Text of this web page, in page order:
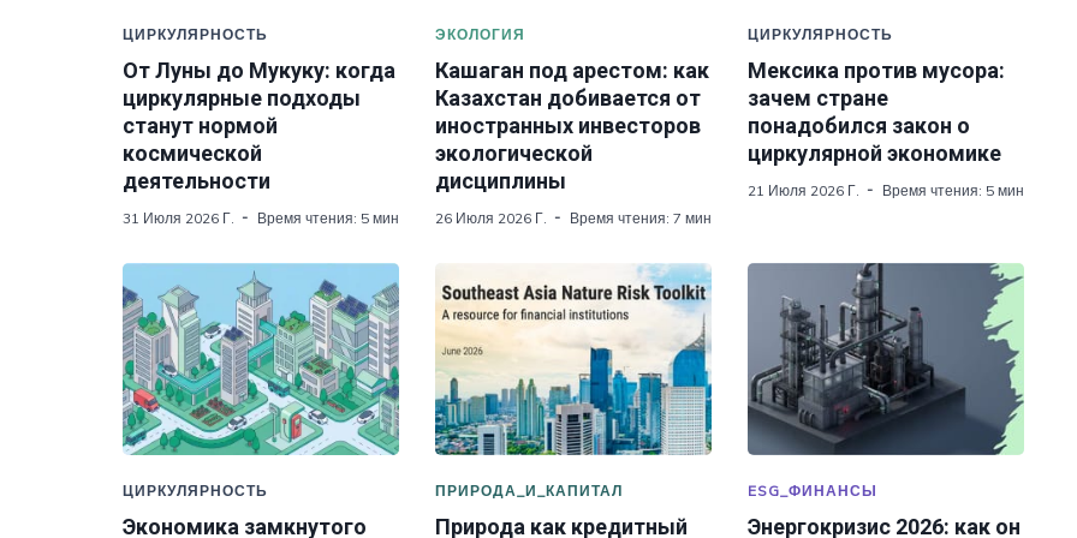
повышения производительности
Цифровой мониторинг выбросов и использования природных ресурсов
Управление данными и федерация для обмена климатическими данными
Автоматизация и интеллектуальное управление экологическими системами
Использование цифровых технологий для предотвращения и смягчения последствий
экстремальных климатических явлений
Идеальный проект должен продемонстрировать
♻️ Циркулярная экономика
Подробно о категории
Потенциал для тиражирования практики (20%)
ЦИРКУЛЯРНОСТЬ
От Луны до Мукуку: когда
циркулярные подходы
станут нормой
космической
деятельности
31 Июля 2026 Г. Время чтения: 5 мин
ЭКОЛОГИЯ
Кашаган под арестом: как
Казахстан добивается от
иностранных инвесторов
экологической
дисциплины
26 Июля 2026 Г. Время чтения: 7 мин
ЦИРКУЛЯРНОСТЬ
Мексика против мусора:
зачем стране
понадобился закон о
циркулярной экономике
21 Июля 2026 Г. Время чтения: 5 мин
ЦИРКУЛЯРНОСТЬ
Экономика замкнутого
ПРИРОДА_И_КАПИТАЛ
Природа как кредитный
ESG_ФИНАНСЫ
Энергокризис 2026: как он